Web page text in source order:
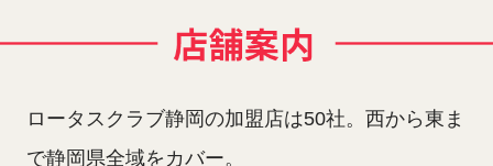
ロータスクラブ静岡の加盟店は50社。西から東ま
で静岡県全域をカバー。